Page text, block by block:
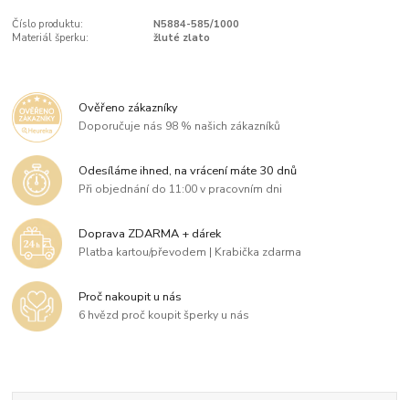
Číslo produktu:
N5884-585/1000
Materiál šperku:
žluté zlato
Ověřeno zákazníky
Doporučuje nás 98 % našich zákazníků
Odesíláme ihned, na vrácení máte 30 dnů
Při objednání do 11:00 v pracovním dni
Doprava ZDARMA + dárek
Platba kartou/převodem | Krabička zdarma
Proč nakoupit u nás
6 hvězd proč koupit šperky u nás